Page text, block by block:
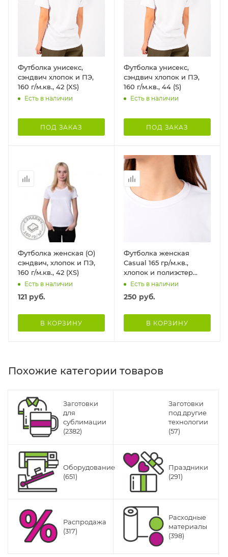
Футболка унисекс,
сэндвич хлопок и ПЭ,
160 г/м.кв., 42 (XS)
Есть в наличии
ПОД ЗАКАЗ
Футболка унисекс,
сэндвич хлопок и ПЭ,
160 г/м.кв., 44 (S)
Есть в наличии
ПОД ЗАКАЗ
Футболка женская (О)
сэндвич, хлопок и ПЭ,
160 г/м.кв., 42 (XS)
Есть в наличии
121 руб.
В КОРЗИНУ
Футболка женская
Casual 165 гр/м.кв.,
хлопок и полиэстер
имитация хлопка, 52
Есть в наличии
250 руб.
В КОРЗИНУ
Похожие категории товаров
Заготовки
для
сублимации
(2382)
Заготовки
под другие
технологии
(57)
Оборудование
(651)
Праздники
(291)
Распродажа
(317)
Расходные
материалы
(398)